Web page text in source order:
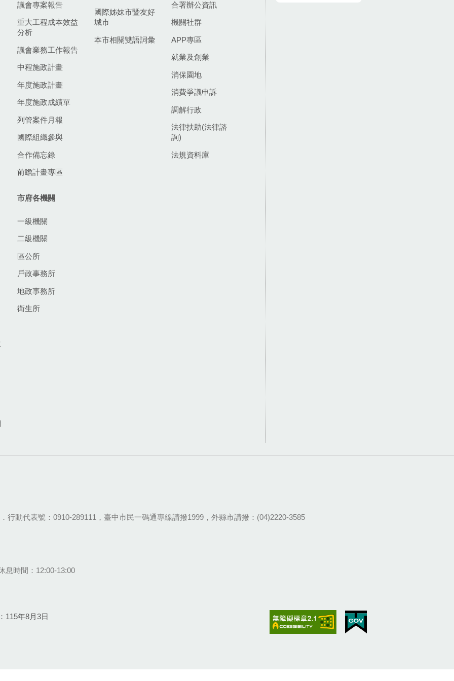
議會專案報告
重大工程成本效益
分析
議會業務工作報告
中程施政計畫
年度施政計畫
年度施政成績單
列管案件月報
國際組織參與
合作備忘錄
前瞻計畫專區
國際姊妹市暨友好
城市
本市相關雙語詞彙
合署辦公資訊
機關社群
APP專區
就業及創業
消保園地
消費爭議申訴
調解行政
法律扶助(法律諮
詢)
法規資料庫
市府各機關
一級機關
二級機關
區公所
戶政事務所
地政事務所
衛生所
行動代表號：0910-289111，臺中市民一碼通專線請撥1999，外縣市請撥：(04)2220-3585
息時間：12:00-13:00
115年8月3日